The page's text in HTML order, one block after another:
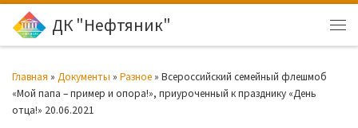
Перейти к содержимому
ДК "Нефтяник"
Главная » Документы » Разное » Всероссийский семейный флешмоб
«Мой папа – пример и опора!», приуроченный к празднику «День
отца!» 20.06.2021